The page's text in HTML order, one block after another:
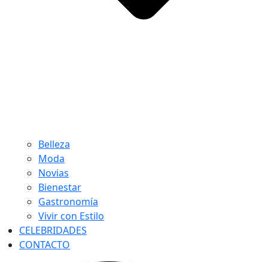
Belleza
Moda
Novias
Bienestar
Gastronomía
Vivir con Estilo
CELEBRIDADES
CONTACTO